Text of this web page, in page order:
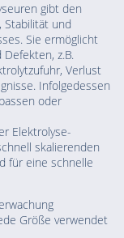
gibt den
Stabilität und
Sie ermöglicht
z.B.
Verlust
Infolgedessen
oder
Elektrolyse-
skalierenden
für eine schnelle
Größe verwendet